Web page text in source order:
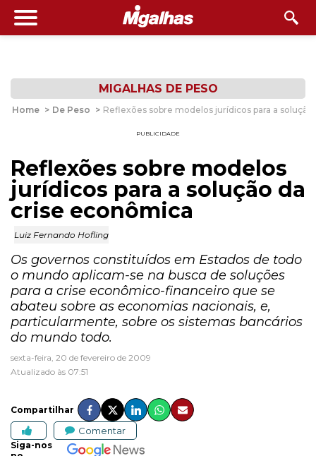
MIGALHAS DE PESO
Home > De Peso > Reflexões sobre modelos jurídicos para a
PUBLICIDADE
Reflexões sobre modelos
jurídicos para a solução da
crise econômica
Luiz Fernando Hofling
Os governos constituídos em Estados de todo
o mundo aplicam-se na busca de soluções
para a crise econômico-financeiro que se
abateu sobre as economias nacionais, e,
particularmente, sobre os sistemas bancários
do mundo todo.
sexta-feira, 20 de fevereiro de 2009
Atualizado às 07:51
Compartilhar
Comentar
Siga-nos